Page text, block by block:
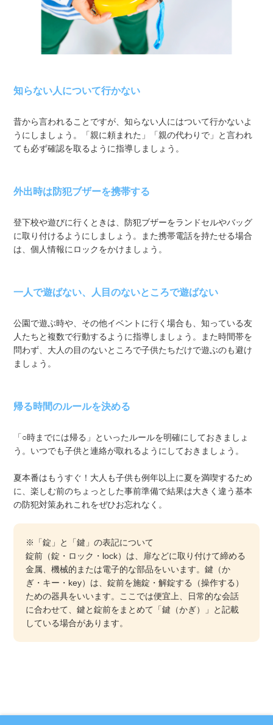
知らない人について行かない
昔から言われることですが、知らない人にはついて行かないよ
うにしましょう。「親に頼まれた」「親の代わりで」と言われ
ても必ず確認を取るように指導しましょう。
外出時は防犯ブザーを携帯する
登下校や遊びに行くときは、防犯ブザーをランドセルやバッグ
に取り付けるようにしましょう。また携帯電話を持たせる場合
は、個人情報にロックをかけましょう。
一人で遊ばない、人目のないところで遊ばない
公園で遊ぶ時や、その他イベントに行く場合も、知っている友
人たちと複数で行動するように指導しましょう。また時間帯を
問わず、大人の目のないところで子供たちだけで遊ぶのも避け
ましょう。
帰る時間のルールを決める
「○時までには帰る」といったルールを明確にしておきましょ
う。いつでも子供と連絡が取れるようにしておきましょう。
夏本番はもうすぐ！大人も子供も例年以上に夏を満喫するため
に、楽しむ前のちょっとした事前準備で結果は大きく違う基本
の防犯対策あれこれをぜひお忘れなく。
※「錠」と「鍵」の表記について
錠前（錠・ロック・lock）は、扉などに取り付けて締める
金属、機械的または電子的な部品をいいます。鍵（か
ぎ・キー・key）は、錠前を施錠・解錠する（操作する）
ための器具をいいます。ここでは便宜上、日常的な会話
に合わせて、鍵と錠前をまとめて「鍵（かぎ）」と記載
している場合があります。